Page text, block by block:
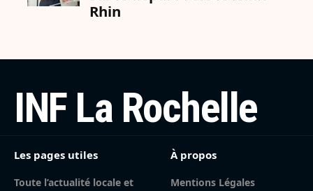
INF La Rochelle
Les pages utiles
Toute l’actualité locale et
À propos
Mentions Légales